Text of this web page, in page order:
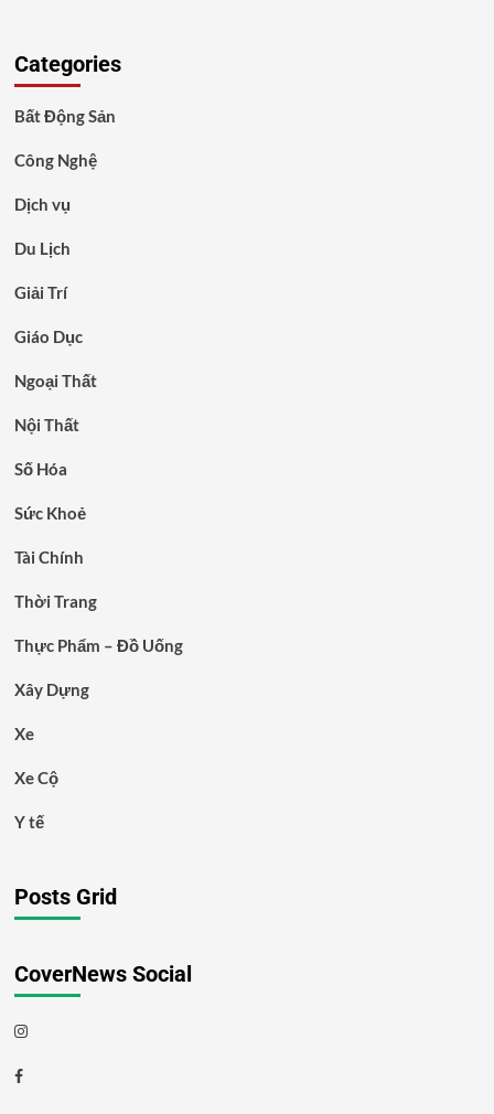
Categories
Bất Động Sản
Công Nghệ
Dịch vụ
Du Lịch
Giải Trí
Giáo Dục
Ngoại Thất
Nội Thất
Số Hóa
Sức Khoẻ
Tài Chính
Thời Trang
Thực Phẩm – Đồ Uống
Xây Dựng
Xe
Xe Cộ
Y tế
Posts Grid
CoverNews Social